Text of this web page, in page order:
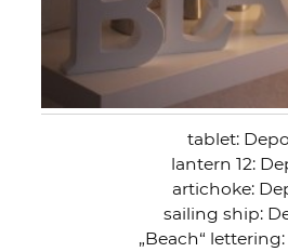
tablet:
lantern 12:
artichoke:
sailing ship:
„Beach“